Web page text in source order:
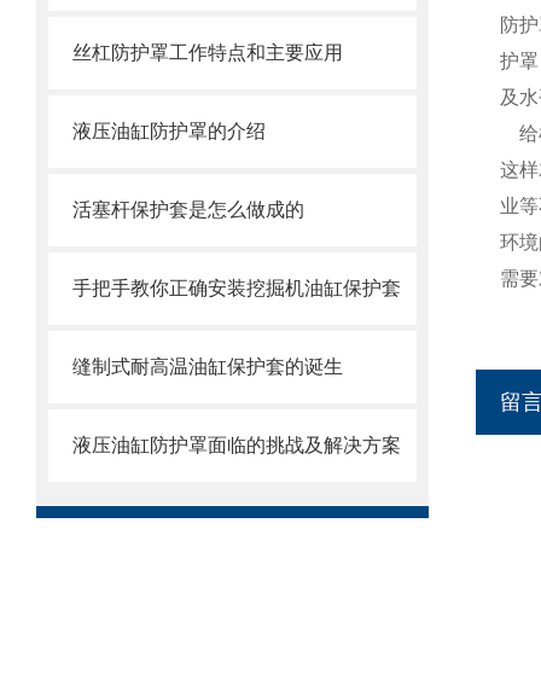
丝杠防护罩工作特点和主要应用
液压油缸防护罩的介绍
活塞杆保护套是怎么做成的
手把手教你正确安装挖掘机油缸保护套
缝制式耐高温油缸保护套的诞生
液压油缸防护罩面临的挑战及解决方案
防
护
及
这
业
环
需
留